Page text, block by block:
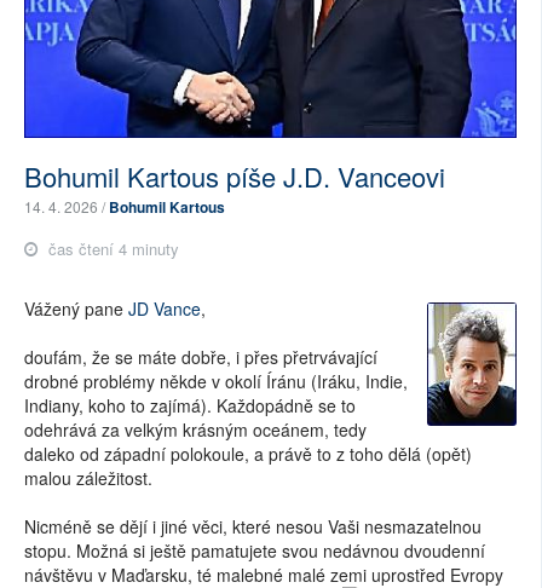
Bohumil Kartous píše J.D. Vanceovi
14. 4. 2026 /Bohumil Kartous
čas čtení 4 minuty
Vážený pane JD Vance,
doufám, že se máte dobře, i přes přetrvávající
drobné problémy někde v okolí Íránu (Iráku, Indie,
Indiany, koho to zajímá). Každopádně se to
odehrává za velkým krásným oceánem, tedy
daleko od západní polokoule, a právě to z toho dělá (opět)
malou záležitost.
Nicméně se dějí i jiné věci, které nesou Vaši nesmazatelnou
stopu. Možná si ještě pamatujete svou nedávnou dvoudenní
návštěvu v Maďarsku, té malebné malé zemi uprostřed Evropy